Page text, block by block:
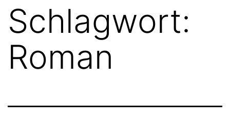
Schlagwort:
Roman